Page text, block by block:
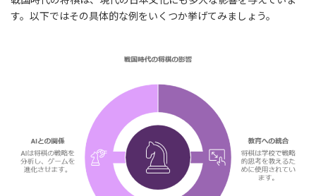
す。以下ではその具体的な例をいくつか挙げてみましょう。